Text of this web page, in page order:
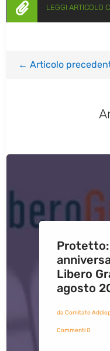
 LEGGI ARTICOLO
←Articolo
Protetto:
Libero
agosto
da Comitato
Commenti 0